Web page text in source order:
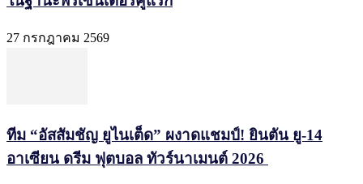
27 กรกฎาคม 2569
ทีม “อัสสัมชัญ ยูไนเต็ด” ผงาดแชมป์! ยินตัน ยู-14
อาเซียน ดรีม ฟุตบอล ทัวร์นาเมนต์ 2026